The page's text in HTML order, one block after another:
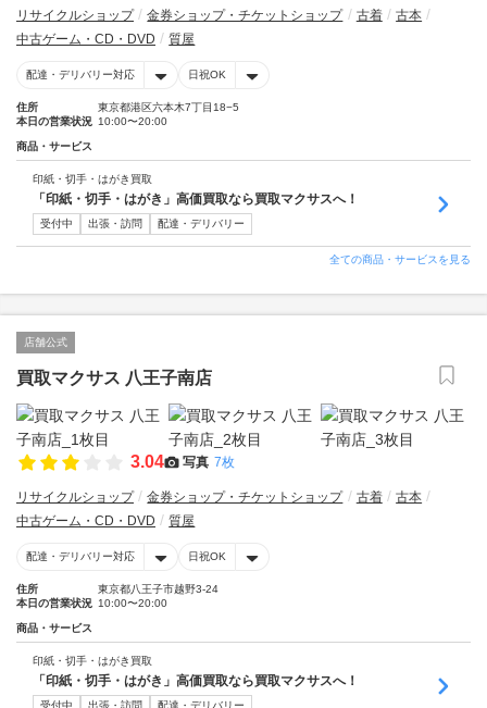
リサイクルショップ 金券ショップ・チケットショップ 古着
古本
中古ゲーム・CD・DVD
質屋
配達・デリバリー対応 日祝OK
住所
東京都港区六本木7丁目18−5
本日の営業状況 10:00〜20:00
商品・サービス
印紙・切手・はがき買取
「印紙・切手・はがき」高価買取なら買取マクサスへ！
受付中 出張・訪問 配達・デリバリー
全ての商品・サービスを見る
店舗公式
買取マクサス 八王子南店
3.04 写真 7枚
リサイクルショップ 金券ショップ・チケットショップ 古着
古本
中古ゲーム・CD・DVD
質屋
配達・デリバリー対応 日祝OK
住所
東京都八王子市越野3-24
本日の営業状況 10:00〜20:00
商品・サービス
印紙・切手・はがき買取
「印紙・切手・はがき」高価買取なら買取マクサスへ！
受付中 出張・訪問 配達・デリバリー